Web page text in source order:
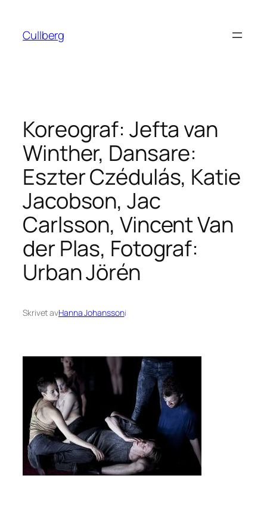
innehåll
Cullberg
Koreograf: Jefta van
Winther, Dansare:
Eszter Czédulás, Katie
Jacobson, Jac
Carlsson, Vincent Van
der Plas, Fotograf:
Urban Jörén
Skrivet avHanna Johanssoni